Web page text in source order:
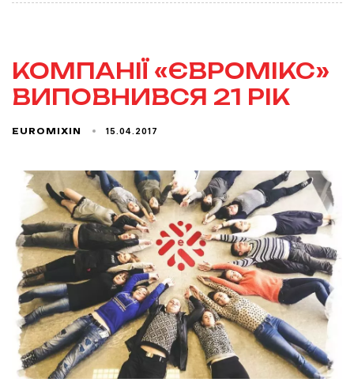
КОМПАНІЇ «ЄВРОМІКС»
ВИПОВНИВСЯ 21 РІК
EUROMIXIN 15.04.2017